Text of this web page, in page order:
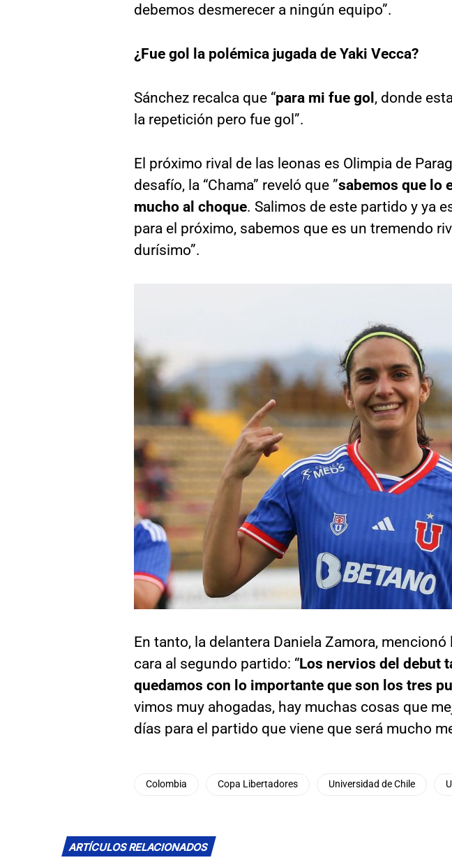
debemos desmerecer a ningún equipo”.
¿Fue gol la polémica jugada de Yaki Vecca?
Sánchez recalca que “para mi fue gol , donde
la repetición pero fue gol”.
El próximo rival de las leonas es Olimpia de
desafío, la “Chama” reveló que ”sabemos que lo
mucho al choque. Salimos de este partido y ya
para el próximo, sabemos que es un tremendo
durísimo”.
En tanto, la delantera Daniela Zamora,
cara al segundo partido: “Los nervios del debut
quedamos con lo importante que son los tres
vimos muy ahogadas, hay muchas cosas que
días para el partido que viene que será mucho
Colombia Copa Libertadores Universidad de Chile
ARTÍCULOS RELACIONADOS